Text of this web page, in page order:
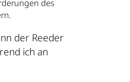
des
der Reeder
ich an